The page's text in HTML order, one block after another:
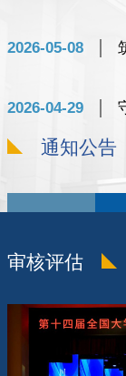
2026-05-08
2026-04-29
通知公告
25
六月
附
息
审核评估